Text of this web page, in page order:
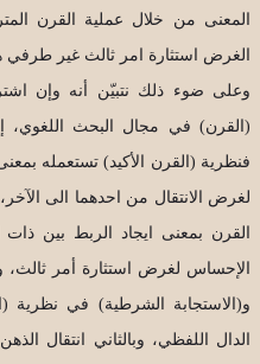
المعنى من خلال عملية القرن
الغرض استثارة امر ثالث غير طرفي
وعلى ضوء ذلك نتبيّن أنه وإن
(القرن) في مجال البحث اللغوي،
فنظرية (القرن الأكيد) تستعمله
لغرض الانتقال من احدهما الى
القرن بمعنى ايجاد الربط بين
الإحساس لغرض استثارة أمر ثالث،
و(الاستجابة الشرطية) في نظرية
الدال اللفظي، وبالثاني انتقال